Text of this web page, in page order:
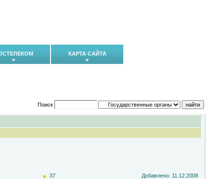
КАРТА САЙТА
Поиск
37 Добавлено: 11.12.2008